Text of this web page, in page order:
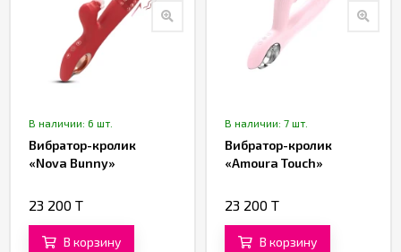
В наличии: 6 шт.
Вибратор-кролик
«Nova Bunny»
23 200 T
В корзину
В наличии: 7 шт.
Вибратор-кролик
«Amoura Touch»
23 200 T
В корзину